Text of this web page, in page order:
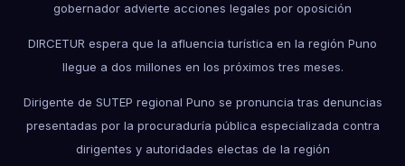
gobernador advierte acciones legales por oposición
DIRCETUR espera que la afluencia turística en la región Puno
llegue a dos millones en los próximos tres meses.
Dirigente de SUTEP regional Puno se pronuncia tras denuncias
presentadas por la procuraduría pública especializada contra
dirigentes y autoridades electas de la región